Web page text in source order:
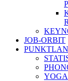
JOB-ORBIT